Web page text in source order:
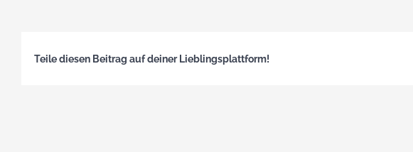
Teile diesen Beitrag auf deiner Lieblingsplattform!